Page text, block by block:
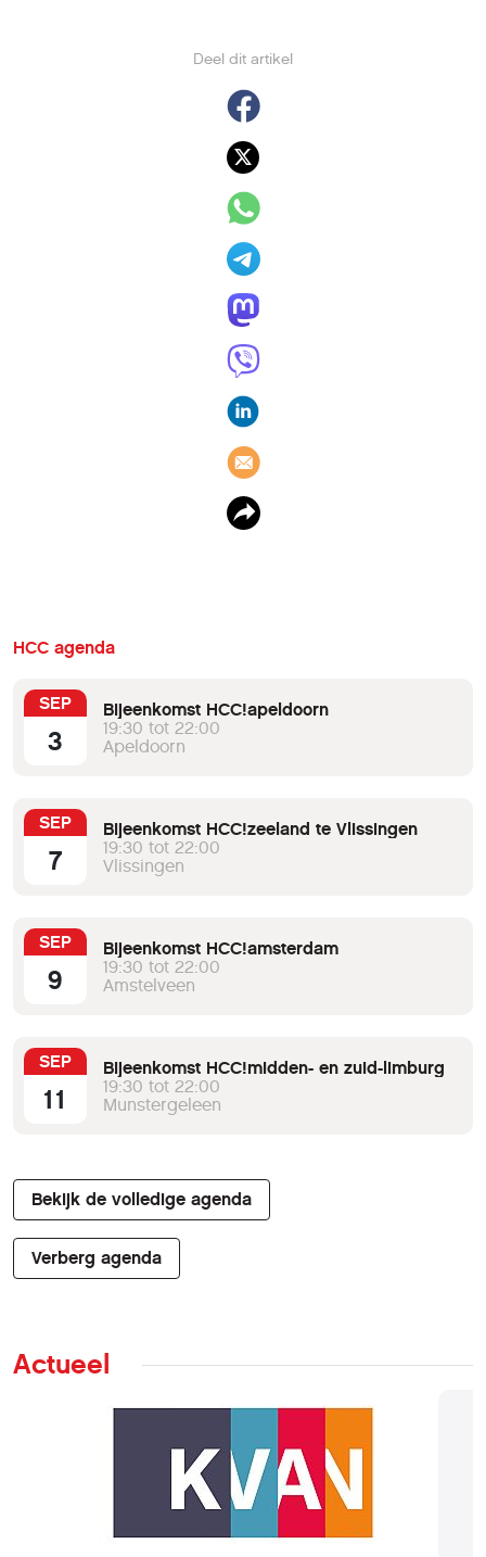
Deel dit artikel
HCC agenda
SEP
3
Bijeenkomst HCC!apeldoorn
19:30 tot 22:00
Apeldoorn
SEP
7
Bijeenkomst HCC!zeeland te Vlissingen
19:30 tot 22:00
Vlissingen
SEP
9
Bijeenkomst HCC!amsterdam
19:30 tot 22:00
Amstelveen
SEP
11
Bijeenkomst HCC!midden- en zuid-limburg
19:30 tot 22:00
Munstergeleen
Bekijk de volledige agenda
Verberg agenda
Actueel